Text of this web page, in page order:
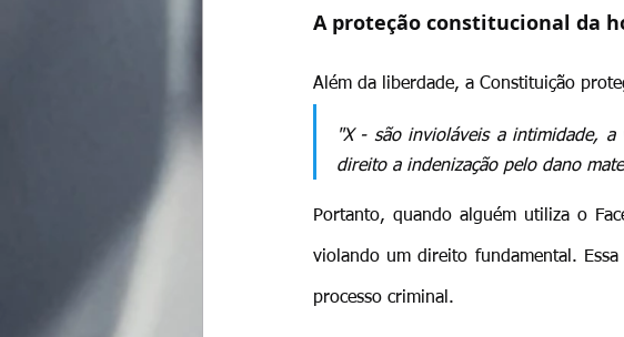
A proteção constitucional da
Além da liberdade, a Constituição
"X - são invioláveis a intimidade,
direito a indenização pelo dano
Portanto, quando alguém utiliza o
violando um direito fundamental.
processo criminal.